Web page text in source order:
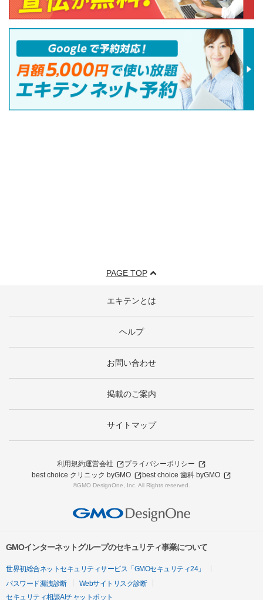
PAGE TOP
エキテンとは
ヘルプ
お問い合わせ
掲載のご案内
サイトマップ
利用規約運営会社
プライバシーポリシー
best choice クリニック byGMO
best choice 歯科 byGMO
©GMO DesignOne, Inc. All Rights reserved.
GMOインターネットグループのセキュリティ事業について
世界初総合ネットセキュリティサービス「GMOセキュリティ24」
パスワード漏洩診断
Webサイトリスク診断
セキュリティ相談AIチャットボット